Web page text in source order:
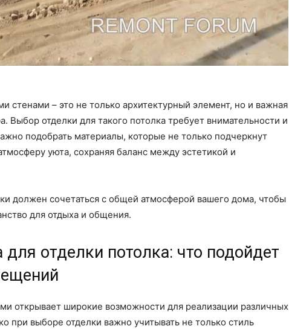
стенами – это не только архитектурный элемент, но и важная
Выбор отделки для такого потолка требует внимательности и
подобрать материалы, которые не только подчеркнут
уюта, сохраняя баланс между эстетикой и
должен сочетаться с общей атмосферой вашего дома, чтобы
для отдыха и общения.
отделки потолка: что подойдет
открывает широкие возможности для реализации различных
при выборе отделки важно учитывать не только стиль